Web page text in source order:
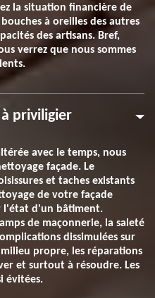
la situation financière de
à oreilles des autres
des artisans. Bref,
verrez que nous sommes
priviligier
avec le temps, nous
façade. Le
et taches existants
de votre façade
l'état d'un bâtiment.
de maçonnerie, la saleté
dissimulées sur
propre, les réparations
et surtout à résoudre. Les
évitées.